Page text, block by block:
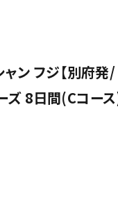
ン フジ【別府発/
ズ 8日間(Cコー